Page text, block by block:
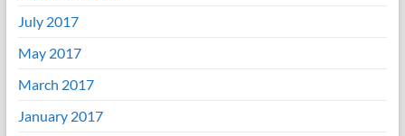
July 2017
May 2017
March 2017
January 2017